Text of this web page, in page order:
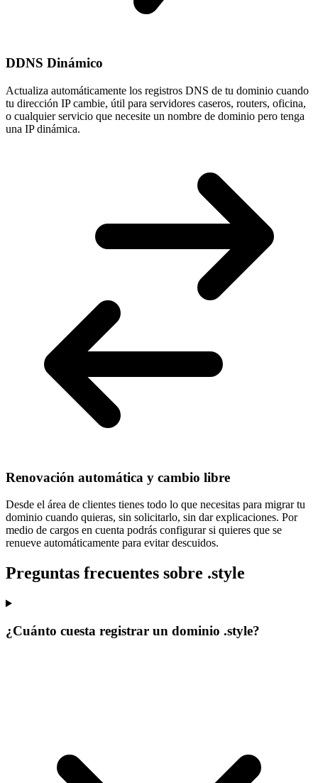
DDNS Dinámico
Actualiza automáticamente los registros DNS de tu dominio cuando
tu dirección IP cambie, útil para servidores caseros, routers, oficina,
o cualquier servicio que necesite un nombre de dominio pero tenga
una IP dinámica.
Renovación automática y cambio libre
Desde el área de clientes tienes todo lo que necesitas para migrar tu
dominio cuando quieras, sin solicitarlo, sin dar explicaciones. Por
medio de cargos en cuenta podrás configurar si quieres que se
renueve automáticamente para evitar descuidos.
Preguntas frecuentes sobre .style
¿Cuánto cuesta registrar un dominio .style?